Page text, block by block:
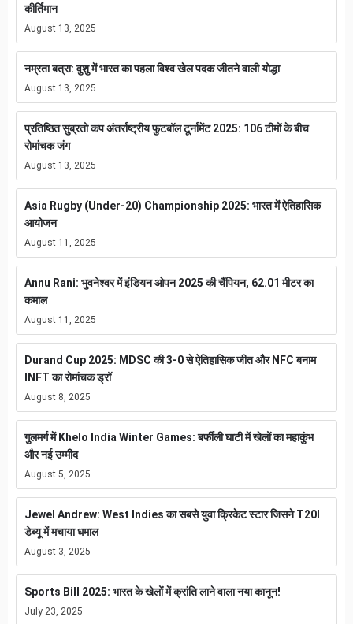
कीर्तिमान
August 13, 2025
नम्रता बत्रा: वुशु में भारत का पहला विश्व खेल पदक जीतने वाली योद्धा
August 13, 2025
प्रतिष्ठित सुब्रतो कप अंतर्राष्ट्रीय फुटबॉल टूर्नामेंट 2025: 106 टीमों के बीच
रोमांचक जंग
August 13, 2025
Asia Rugby (Under-20) Championship 2025: भारत में ऐतिहासिक
आयोजन
August 11, 2025
Annu Rani: भुवनेश्वर में इंडियन ओपन 2025 की चैंपियन, 62.01 मीटर का
कमाल
August 11, 2025
Durand Cup 2025: MDSC की 3-0 से ऐतिहासिक जीत और NFC बनाम
INFT का रोमांचक ड्रॉ
August 8, 2025
गुलमर्ग में Khelo India Winter Games: बर्फीली घाटी में खेलों का महाकुंभ
और नई उम्मीद
August 5, 2025
Jewel Andrew: West Indies का सबसे युवा क्रिकेट स्टार जिसने T20I
डेब्यू में मचाया धमाल
August 3, 2025
Sports Bill 2025: भारत के खेलों में क्रांति लाने वाला नया कानून!
July 23, 2025